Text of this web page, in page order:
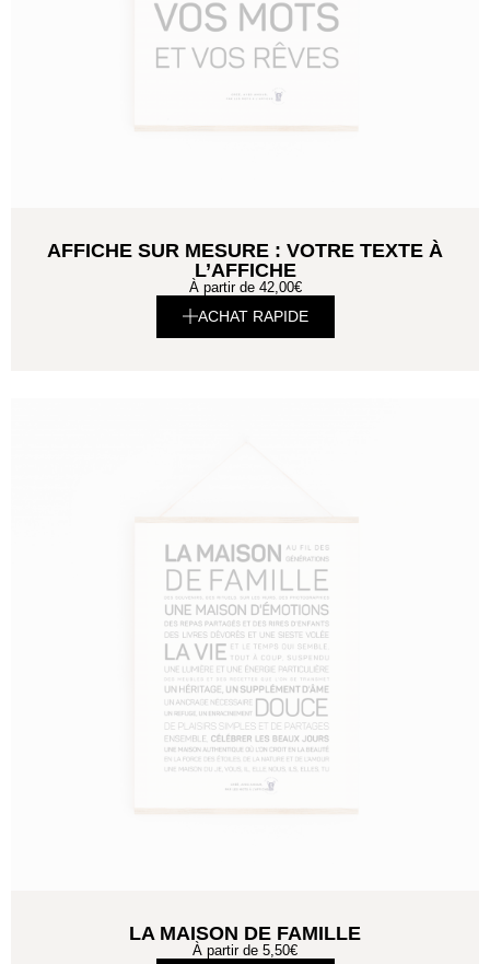
AFFICHE SUR MESURE : VOTRE TEXTE À
L’AFFICHE
À partir de 42,00€
ACHAT RAPIDE
LA MAISON DE FAMILLE
À partir de 5,50€